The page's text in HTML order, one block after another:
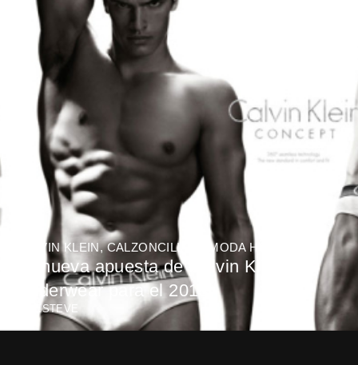
CALVIN KLEIN,CALZONCILLOS MODA HOMBRES
La nueva apuesta de Calvin Klein
Underwear para el 2013
ESTEVE